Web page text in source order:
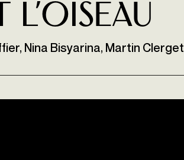
l’oiseau
Nina Bisyarina, Martin Clerget